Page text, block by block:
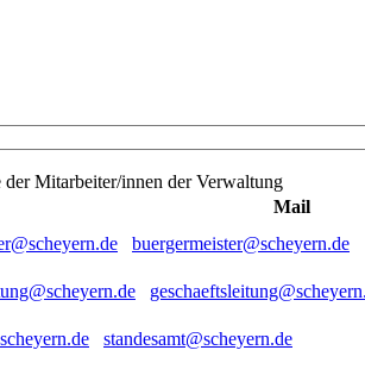
der Mitarbeiter/innen der Verwaltung
Mail
buergermeister@scheyern.de
standesamt@scheyern.de